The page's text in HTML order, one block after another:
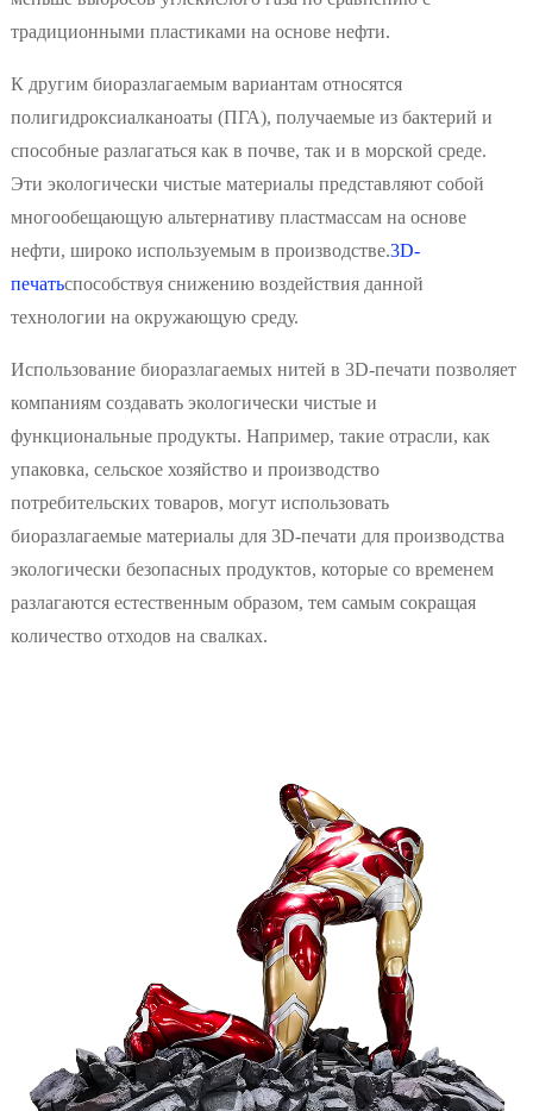
традиционными пластиками на основе нефти.
К другим биоразлагаемым вариантам относятся
полигидроксиалканоаты (ПГА), получаемые из бактерий и
способные разлагаться как в почве, так и в морской среде.
Эти экологически чистые материалы представляют собой
многообещающую альтернативу пластмассам на основе
нефти, широко используемым в производстве.3D-
печатьспособствуя снижению воздействия данной
технологии на окружающую среду.
Использование биоразлагаемых нитей в 3D-печати позволяет
компаниям создавать экологически чистые и
функциональные продукты. Например, такие отрасли, как
упаковка, сельское хозяйство и производство
потребительских товаров, могут использовать
биоразлагаемые материалы для 3D-печати для производства
экологически безопасных продуктов, которые со временем
разлагаются естественным образом, тем самым сокращая
количество отходов на свалках.